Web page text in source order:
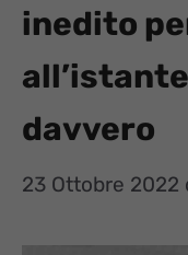
inedito
davvero
23 Ottobre 2022